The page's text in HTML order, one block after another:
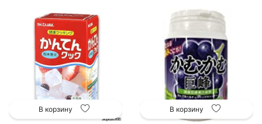
В корзину В корзину